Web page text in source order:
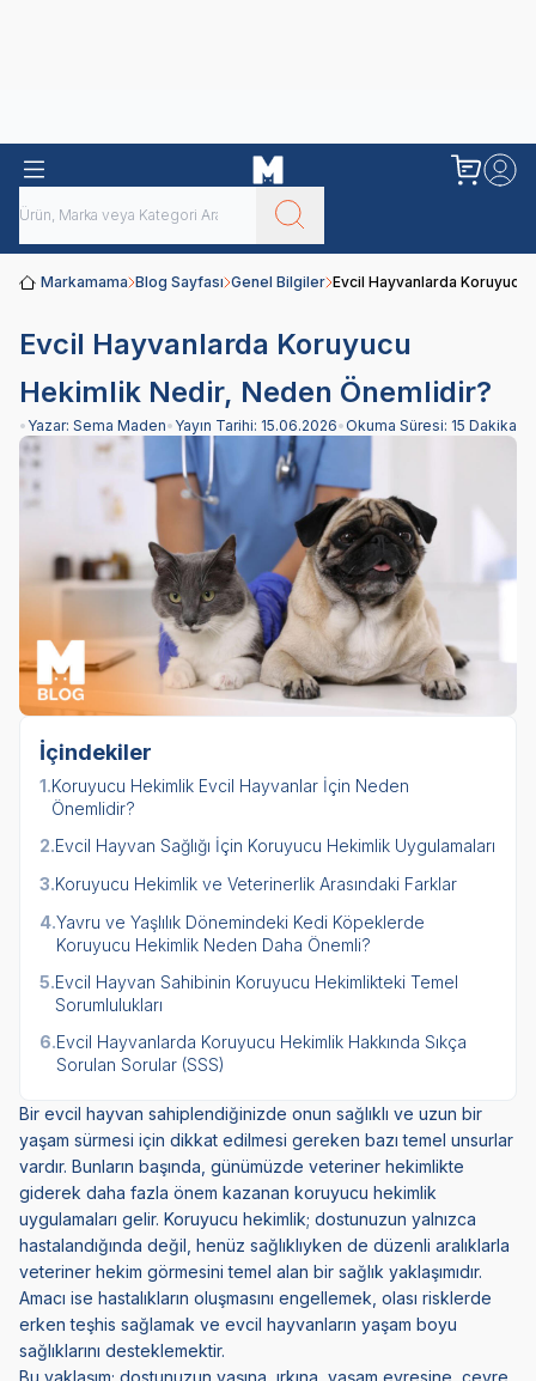
Markamama Blog Sayfası Genel Bilgiler Evcil Hayvanlarda
Evcil Hayvanlarda Koruyucu
Hekimlik Nedir, Neden Önemlidir?
• Yazar: Sema Maden• Yayın Tarihi: 15.06.2026•Okuma Süresi: 15 Dakika
İçindekiler
1.Koruyucu Hekimlik Evcil Hayvanlar İçin Neden
Önemlidir?
2.Evcil Hayvan Sağlığı İçin Koruyucu Hekimlik Uygulamaları
3.Koruyucu Hekimlik ve Veterinerlik Arasındaki Farklar
4.Yavru ve Yaşlılık Dönemindeki Kedi Köpeklerde
Koruyucu Hekimlik Neden Daha Önemli?
5.Evcil Hayvan Sahibinin Koruyucu Hekimlikteki Temel
Sorumlulukları
6.Evcil Hayvanlarda Koruyucu Hekimlik Hakkında Sıkça
Sorulan Sorular (SSS)
Bir evcil hayvan sahiplendiğinizde onun sağlıklı ve uzun bir
yaşam sürmesi için dikkat edilmesi gereken bazı temel unsurlar
vardır. Bunların başında, günümüzde veteriner hekimlikte
giderek daha fazla önem kazanan koruyucu hekimlik
uygulamaları gelir. Koruyucu hekimlik; dostunuzun yalnızca
hastalandığında değil, henüz sağlıklıyken de düzenli aralıklarla
veteriner hekim görmesini temel alan bir sağlık yaklaşımıdır.
Amacı ise hastalıkların oluşmasını engellemek, olası risklerde
erken teşhis sağlamak ve evcil hayvanların yaşam boyu
sağlıklarını desteklemektir.
Bu yaklaşım; dostunuzun yaşına, ırkına, yaşam evresine, çevre